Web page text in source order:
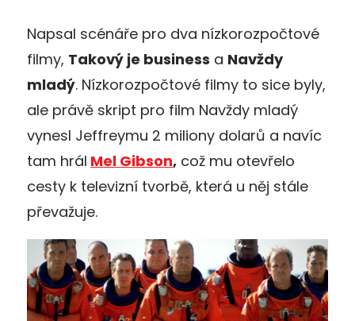
Napsal scénáře pro dva nízkorozpočtové
filmy, Takový je business a Navždy
mladý. Nízkorozpočtové filmy to sice byly,
ale právě skript pro film Navždy mladý
vynesl Jeffreymu 2 miliony dolarů a navíc
tam hrál Mel Gibson, což mu otevřelo
cesty k televizní tvorbě, která u něj stále
převažuje.